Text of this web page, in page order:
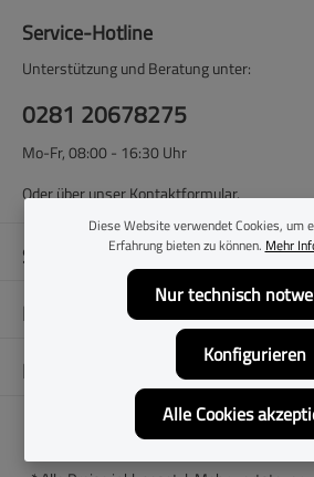
Service-Hotline
Unterstützung und Beratung unter:
0281 20678275
Mo-Fr, 08:00 - 16:30 Uhr
Oder über unserKontaktformular.
Shop-Service
Filialen
Folge uns
Diese Website verwendet Cookies, um
Erfahrung bieten zu können. Mehr
Nur technisch
Konfigurieren
Alle Cookies